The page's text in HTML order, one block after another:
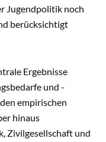
Jugendpolitik noch
berücksichtigt
Ergebnisse
und -
empirischen
hinaus
Zivilgesellschaft und